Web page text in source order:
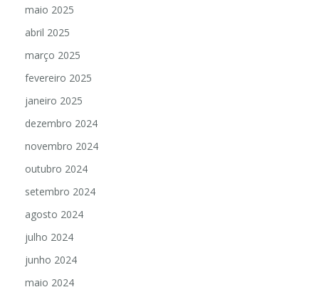
maio 2025
abril 2025
março 2025
fevereiro 2025
janeiro 2025
dezembro 2024
novembro 2024
outubro 2024
setembro 2024
agosto 2024
julho 2024
junho 2024
maio 2024